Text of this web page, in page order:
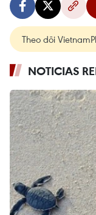
Theo dõi
NOTICIAS